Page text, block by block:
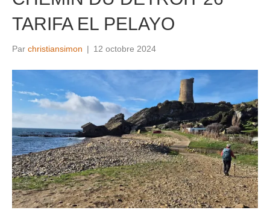
TARIFA EL PELAYO
Par christiansimon | 12 octobre 2024